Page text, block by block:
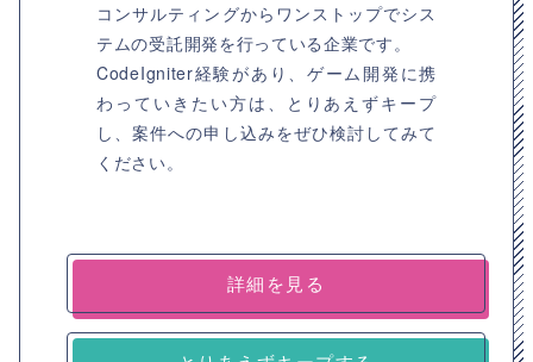
コンサルティングからワンストップでシス
テムの受託開発を行っている企業です。
CodeIgniter経験があり、ゲーム開発に携
わっていきたい方は、とりあえずキープ
し、案件への申し込みをぜひ検討してみて
ください。
詳細を見る